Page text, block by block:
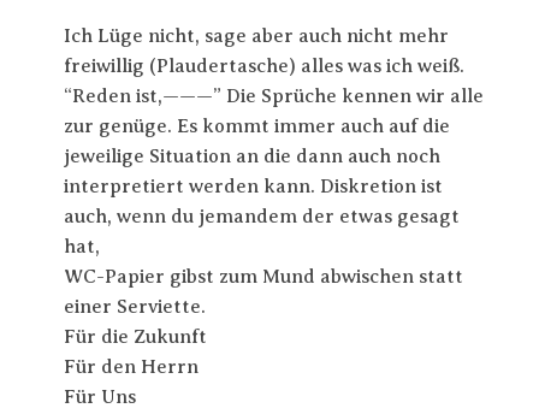
Ich Lüge nicht, sage aber auch nicht mehr
freiwillig (Plaudertasche) alles was ich weiß.
“Reden ist,———” Die Sprüche kennen wir alle
zur genüge. Es kommt immer auch auf die
jeweilige Situation an die dann auch noch
interpretiert werden kann. Diskretion ist
auch, wenn du jemandem der etwas gesagt
hat,
WC-Papier gibst zum Mund abwischen statt
einer Serviette.
Für die Zukunft
Für den Herrn
Für Uns